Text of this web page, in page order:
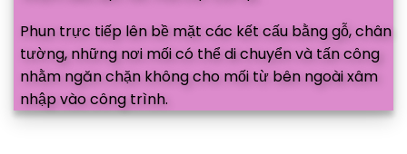
Phun trực tiếp lên bề mặt các kết cấu bằng gỗ, chân
tường, những nơi mối có thể di chuyển và tấn công
nhằm ngăn chặn không cho mối từ bên ngoài xâm
nhập vào công trình.